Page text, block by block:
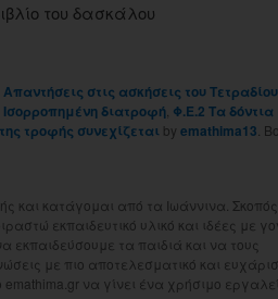
του δασκάλου
Απαντήσεις στις ασκήσεις του Τετραδίου
Ισορροπημένη διατροφή Φ.Ε.2 Τα
τροφής συνεχίζεται by emathima13 .
και κατάγομαι από τα Ιωάννινα.
εκπαιδευτικό υλικό και ιδέες με
εκπαιδεύσουμε τα παιδιά και να τους
με πιο αποτελεσματικό και
να γίνει ένα χρήσιμο